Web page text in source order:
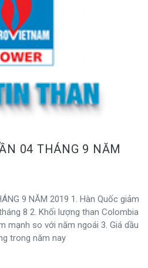
04 THÁNG 9 NĂM
9 NĂM 2019 1. Hàn Quốc giảm
8 2. Khối lượng than Colombia
mạnh so với năm ngoái 3. Giá dầu
trong năm nay